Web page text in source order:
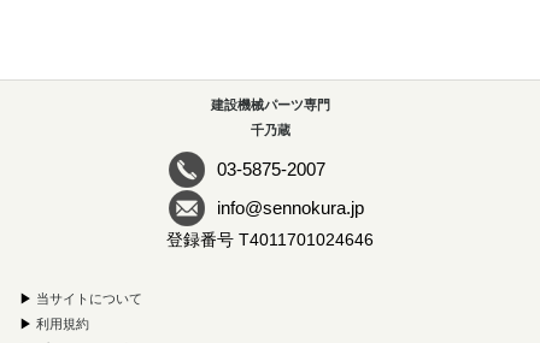
建設機械パーツ専門
千乃蔵
03-5875-2007
info@sennokura.jp
登録番号 T4011701024646
▶ 当サイトについて
▶ 利用規約